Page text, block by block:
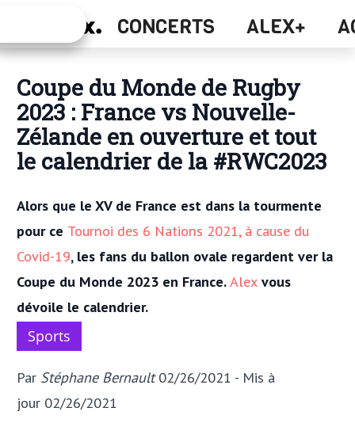
CONCERTS ALEX+
Alex+
Coupe du Monde de Rugby
2023 : France vs Nouvelle-
Zélande en ouverture et tout
le calendrier de la #RWC2023
Alors que le XV de France est dans la tourmente
pour ce Tournoi des 6 Nations 2021, à cause du
Covid-19, les fans du ballon ovale regardent ver la
Coupe du Monde 2023 en France.Alex vous
dévoile le calendrier.
Sports
Par Stéphane Bernault 02/26/2021 - Mis à
jour 02/26/2021